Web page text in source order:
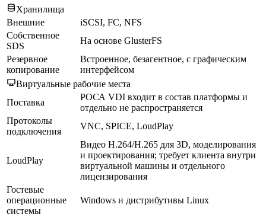
Хранилища
Внешние
iSCSI, FC, NFS
Собственное
SDS
На основе GlusterFS
Резервное
копирование
Встроенное, безагентное, с графическим
интерфейсом
Виртуальные рабочие места
Поставка
РОСА VDI входит в состав платформы и
отдельно не распространяется
Протоколы
подключения
VNC, SPICE, LoudPlay
LoudPlay
Видео H.264/H.265 для 3D, моделирования
и проектирования; требует клиента внутри
виртуальной машины и отдельного
лицензирования
Гостевые
операционные
системы
Windows и дистрибутивы Linux